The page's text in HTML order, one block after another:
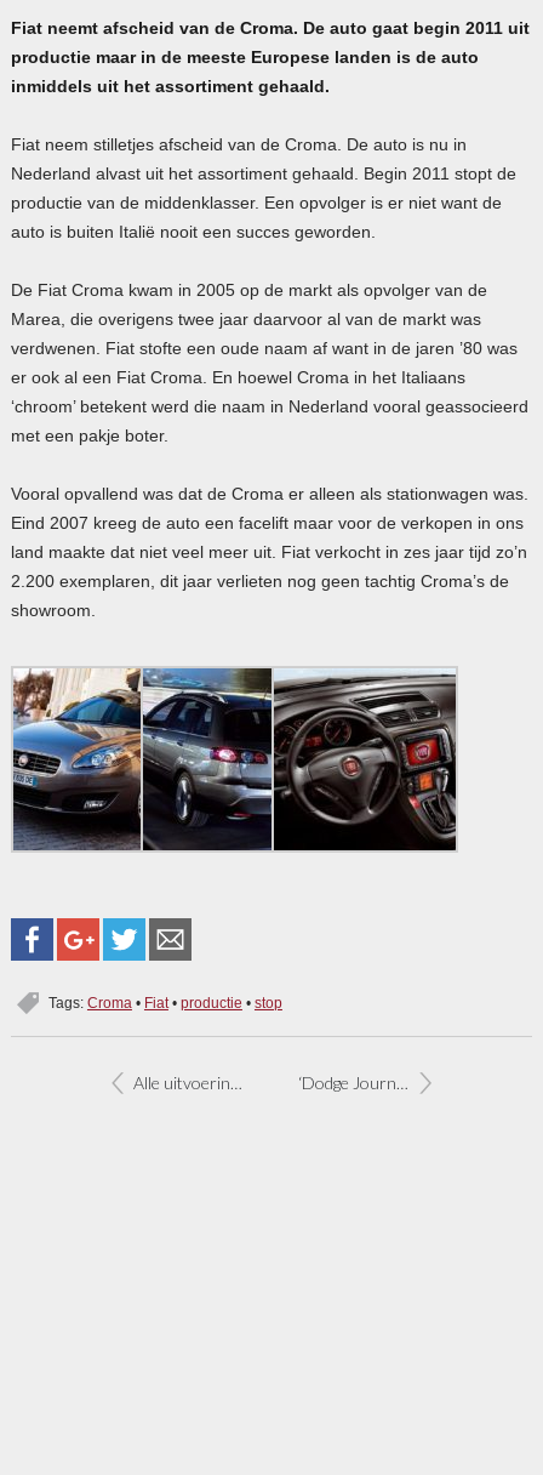
Fiat neemt afscheid van de Croma. De auto gaat begin 2011 uit
productie maar in de meeste Europese landen is de auto
inmiddels uit het assortiment gehaald.
Fiat neem stilletjes afscheid van de Croma. De auto is nu in
Nederland alvast uit het assortiment gehaald. Begin 2011 stopt de
productie van de middenklasser. Een opvolger is er niet want de
auto is buiten Italië nooit een succes geworden.
De Fiat Croma kwam in 2005 op de markt als opvolger van de
Marea, die overigens twee jaar daarvoor al van de markt was
verdwenen. Fiat stofte een oude naam af want in de jaren ’80 was
er ook al een Fiat Croma. En hoewel Croma in het Italiaans
‘chroom’ betekent werd die naam in Nederland vooral geassocieerd
met een pakje boter.
Vooral opvallend was dat de Croma er alleen als stationwagen was.
Eind 2007 kreeg de auto een facelift maar voor de verkopen in ons
land maakte dat niet veel meer uit. Fiat verkocht in zes jaar tijd zo’n
2.200 exemplaren, dit jaar verlieten nog geen tachtig Croma’s de
showroom.
Tags: Croma • Fiat• productie • stop
Alle uitvoeringen Fiat 500 nu wegenbelastingvrij ‘Dodge Journey wordt Fiat Freemont’